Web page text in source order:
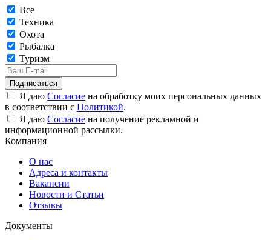
Все
Техника
Охота
Рыбалка
Туризм
Подписаться
Я даю Согласие на обработку моих персональных данных
в соответствии с Политикой.
Я даю Согласие на получение рекламной и
информационной рассылки.
Компания
О нас
Адреса и контакты
Вакансии
Новости и Статьи
Отзывы
Документы